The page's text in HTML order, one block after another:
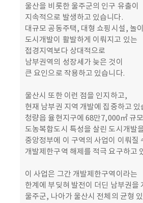
울산을 비롯한 울주군의 인구 유출이
지속적으로 발생하고 있습니다.
대규모 공동주택, 대형 쇼핑시설, 놀
도시개발이 활발하게 이뤄지고 있는
접경지역보다 상대적으로
남부권역의 성장세가 늦은 것이
큰 요인으로 작용하고 있습니다.
울산시 또한 이런 점을 인지하고,
현재 남부권 지역 개발에 집중하고 있
청량읍 율현지구에 68만7,000㎡ 규
도농복합도시 특성을 살린 도시개발
중앙정부에 이 구역의 사업이 이뤄질
개발제한구역 해제를 적극 요구하고
이 사업은 그간 개발제한구역이라는
한계에 부딪혀 발전이 더딘 남부권을
울주군, 나아가 울산시 전체의 균형